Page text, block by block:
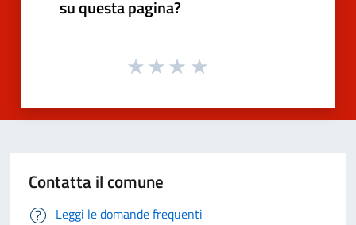
su questa pagina?
Contatta il comune
Leggi le domande frequenti